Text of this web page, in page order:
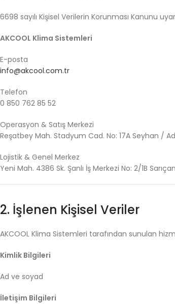
6698 sayılı Kişisel Verilerin Korunması Kanunu
AKCOOL Klima Sistemleri
E-posta
info@akcool.com.tr
Telefon
0 850 762 85 52
Operasyon & Satış Merkezi
Reşatbey Mah. Stadyum Cad. No: 17A Seyhan /
Lojistik & Genel Merkez
Yeni Mah. 4386 Sk. Şanlı İş Merkezi No: 2/1B
2. İşlenen Kişisel Veriler
AKCOOL Klima Sistemleri tarafından sunulan
Kimlik Bilgileri
Ad ve soyad
İletişim Bilgileri